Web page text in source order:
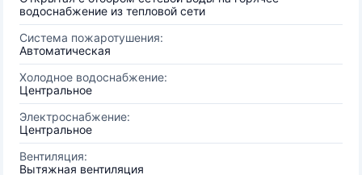
водоснабжение из тепловой сети
Система пожаротушения:
Автоматическая
Холодное водоснабжение:
Центральное
Электроснабжение:
Центральное
Вентиляция:
Вытяжная вентиляция